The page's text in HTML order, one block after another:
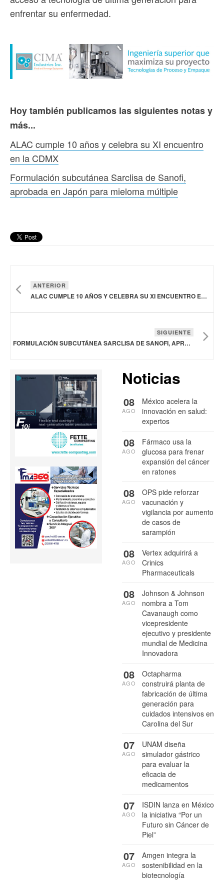
enfrentar su enfermedad.
Hoy también publicamos las siguientes notas y
más...
ALAC cumple 10 años y celebra su XI encuentro
en la CDMX
Formulación subcutánea Sarclisa de Sanofi,
aprobada en Japón para mieloma múltiple
ANTERIOR
ALAC CUMPLE 10 AÑOS Y CELEBRA SU XI ENCUENTRO EN LA CDMX
SIGUIENTE
FORMULACIÓN SUBCUTÁNEA SARCLISA DE SANOFI, APROBADA EN JAPÓN PARA MIELOMA MÚLTIPLE
Noticias
México acelera la
innovación en salud:
expertos
08
AGO
Fármaco usa la
glucosa para frenar
expansión del cáncer
en ratones
08
AGO
OPS pide reforzar
vacunación y
vigilancia por aumento
de casos de
sarampión
08
AGO
Vertex adquirirá a
Crinics
Pharmaceuticals
08
AGO
Johnson & Johnson
nombra a Tom
Cavanaugh como
vicepresidente
ejecutivo y presidente
mundial de Medicina
Innovadora
08
AGO
Octapharma
construirá planta de
fabricación de última
generación para
cuidados intensivos en
Carolina del Sur
08
AGO
UNAM diseña
simulador gástrico
para evaluar la
eficacia de
medicamentos
07
AGO
ISDIN lanza en México
la iniciativa “Por un
Futuro sin Cáncer de
Piel”
07
AGO
Amgen integra la
sostenibilidad en la
biotecnología
07
AGO